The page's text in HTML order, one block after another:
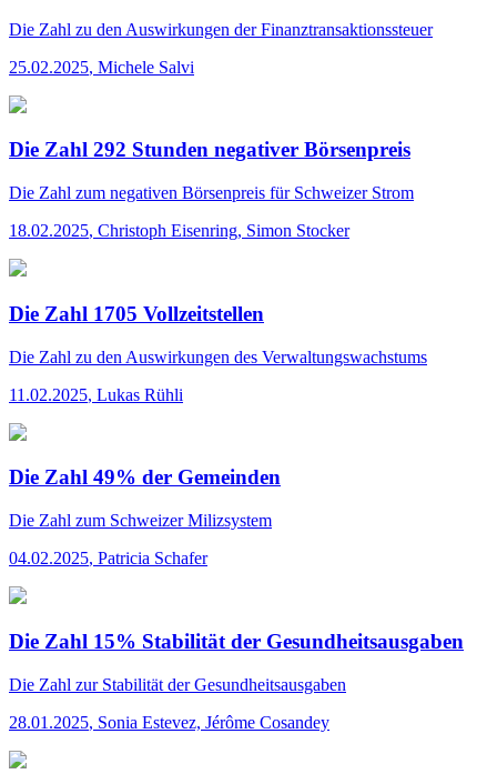
Die Zahl zu den Auswirkungen der Finanztransaktionssteuer
25.02.2025, Michele Salvi
Die Zahl 292 Stunden negativer Börsenpreis
Die Zahl zum negativen Börsenpreis für Schweizer Strom
18.02.2025, Christoph Eisenring, Simon Stocker
Die Zahl 1705 Vollzeitstellen
Die Zahl zu den Auswirkungen des Verwaltungswachstums
11.02.2025, Lukas Rühli
Die Zahl 49% der Gemeinden
Die Zahl zum Schweizer Milizsystem
04.02.2025, Patricia Schafer
Die Zahl 15% Stabilität der Gesundheitsausgaben
Die Zahl zur Stabilität der Gesundheitsausgaben
28.01.2025, Sonia Estevez, Jérôme Cosandey